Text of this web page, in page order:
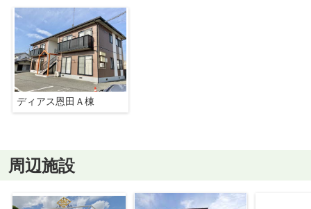
ディアス恩田Ａ棟
周辺施設